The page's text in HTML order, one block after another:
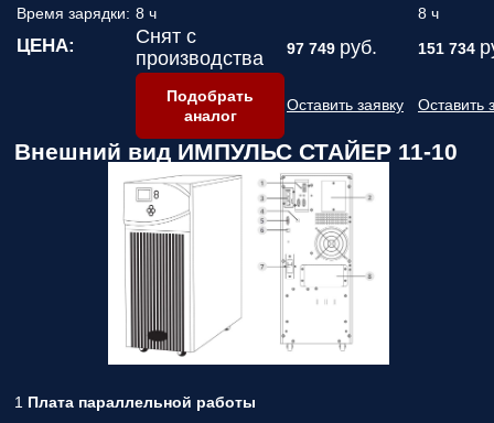
Время зарядки: 8 ч 8 ч
ЦЕНА:
Снят с
производства
97 749 руб. 151 734
Подобрать
аналог
Оставить заявку Оставить
Внешний вид ИМПУЛЬС СТАЙЕР 11-10
1 Плата параллельной работы